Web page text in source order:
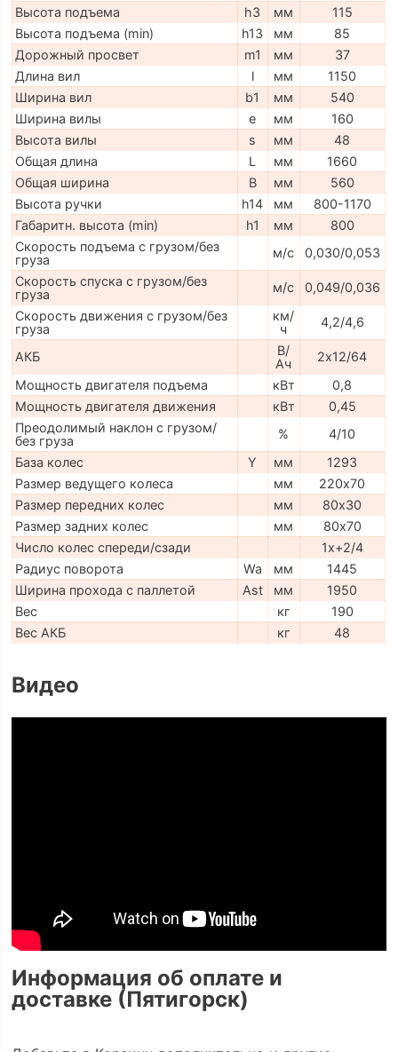
Высота подъема
h3 мм
115
Высота подъема (min)
h13 мм
85
Дорожный просвет
m1 мм
37
Длина вил
l мм
1150
Ширина вил
b1 мм
540
Ширина вилы
e мм
160
Высота вилы
s мм
48
Общая длина
L мм
1660
Общая ширина
B мм
560
Высота ручки
h14 мм
800-1170
Габаритн. высота (min)
h1 мм
800
Скорость подъема с грузом/без
груза
м/с
0,030/0,053
Скорость спуска с грузом/без
груза
м/с
0,049/0,036
Скорость движения с грузом/без
груза
км/
ч
4,2/4,6
АКБ
В/
Ач
2х12/64
Мощность двигателя подъема
кВт
0,8
Мощность двигателя движения
кВт
0,45
Преодолимый наклон с грузом/
без груза
%
4/10
База колес
Y мм
1293
Размер ведущего колеса
мм
220х70
Размер передних колес
мм
80х30
Размер задних колес
мм
80х70
Число колес спереди/сзади
1x+2/4
Радиус поворота
Wa мм
1445
Ширина прохода с паллетой
Ast мм
1950
Вес
кг
190
Вес АКБ
кг 48
Видео
Информация об оплате и
доставке (Пятигорск)